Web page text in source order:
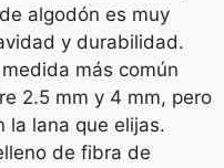
algodón es muy
y durabilidad.
más común
2.5 mm y 4 mm, pero
la lana que elijas.
de fibra de